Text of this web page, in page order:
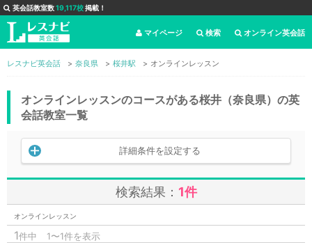
英会話教室数19,117校掲載！
オンライン英会話
検索
マイページ
レスナビ英会話 奈良県 桜井駅 オンラインレッスン
オンラインレッスンのコースがある桜井（奈良県）の英
会話教室一覧
詳細条件を設定する
検索結果： 1件
オンラインレッスン
1件中 1〜1件を表示